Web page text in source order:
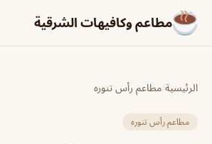
مطاعم وكافيهات الشرقية
الرئيسية/مطاعم رأس تنوره
مطاعم رأس تنوره